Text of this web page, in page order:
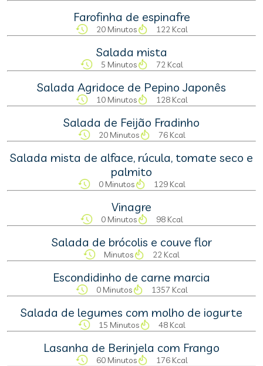
Farofinha de espinafre
20 Minutos 122 Kcal
Salada mista
5 Minutos 72 Kcal
Salada Agridoce de Pepino Japonês
10 Minutos 128 Kcal
Salada de Feijão Fradinho
20 Minutos 76 Kcal
Salada mista de alface, rúcula, tomate seco e
palmito
0 Minutos 129 Kcal
Vinagre
0 Minutos 98 Kcal
Salada de brócolis e couve flor
Minutos 22 Kcal
Escondidinho de carne marcia
0 Minutos 1357 Kcal
Salada de legumes com molho de iogurte
15 Minutos 48 Kcal
Lasanha de Berinjela com Frango
60 Minutos 176 Kcal